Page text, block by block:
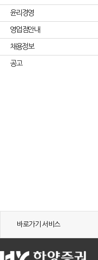
윤리경영
영업점안내
채용정보
공고
바로가기 서비스